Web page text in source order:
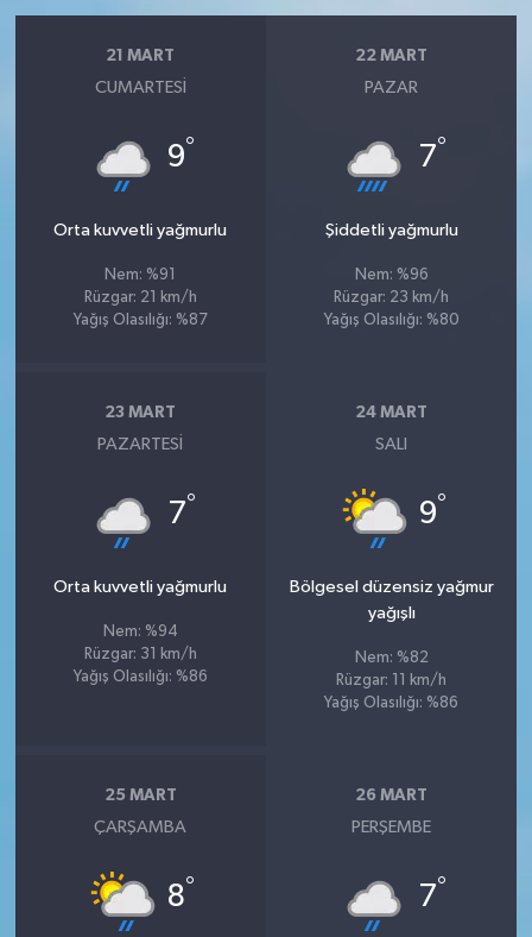
21 MART
CUMARTESI
9°
Orta kuvvetli yağmurlu
Nem: %91
Rüzgar: 21 km/h
Yağış Olasılığı: %87
22 MART
PAZAR
7°
Şiddetli yağmurlu
Nem: %96
Rüzgar: 23 km/h
Yağış Olasılığı: %80
23 MART
PAZARTESI
7°
Orta kuvvetli yağmurlu
Nem: %94
Rüzgar: 31 km/h
Yağış Olasılığı: %86
24 MART
SALI
9°
Bölgesel düzensiz yağmur
yağışlı
Nem: %82
Rüzgar: 11 km/h
Yağış Olasılığı: %86
25 MART
ÇARŞAMBA
8°
26 MART
PERŞEMBE
7°